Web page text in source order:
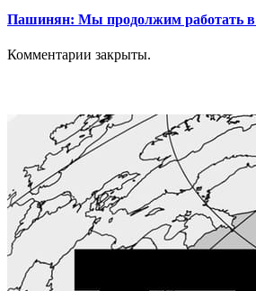
Пашинян: Мы продолжим
Комментарии закрыты.